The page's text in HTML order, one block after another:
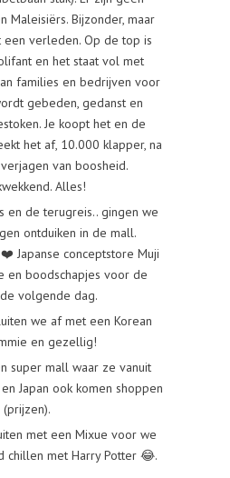
Maleisiërs. Bijzonder, maar
verleden. Op de top is
en het staat vol met
families en bedrijven voor
gebeden, gedanst en
Je koopt het en de
het af, 10.000 klapper, na
van boosheid.
Alles!
en de terugreis.. gingen we
ontduiken in de mall.
Japanse conceptstore Muji
en boodschapjes voor de
volgende dag.
we af met een Korean
en gezellig!
super mall waar ze vanuit
Japan ook komen shoppen
(prijzen).
met een Mixue voor we
chillen met Harry Potter 😂.